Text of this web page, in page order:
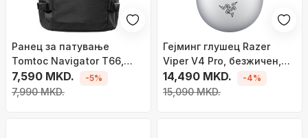
Ранец за патување
Tomtoc Navigator T66,
40L, за лаптоп 17\", црн
7,590 MKD.
7,990 MKD.
-5%
Гејминг глушец Razer
Viper V4 Pro, безжичен,
оптички, бел
14,490 MKD.
15,090 MKD.
-4%